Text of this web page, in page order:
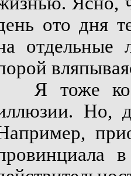
ото дня
отдельные
Я тоже кое-
Но,